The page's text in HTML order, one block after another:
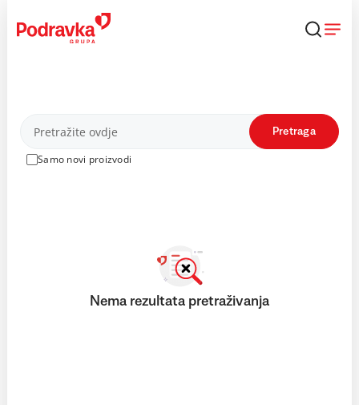
content
Proizvodi
Samo novi proizvodi
Pretraga
Nema rezultata pretraživanja